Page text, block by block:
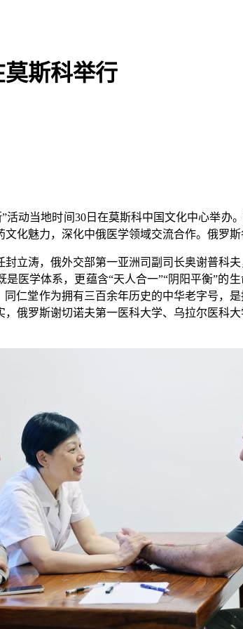
斯科举行
当地时间30日在莫斯科中国文化中心举办
化魅力，深化中俄医学领域交流合作。俄罗
涛，俄外交部第一亚洲司副司长奥谢普科夫
医学体系，更蕴含“天人合一”“阴阳平衡”的
仁堂作为拥有三百余年历史的中华老字号，
俄罗斯谢切诺夫第一医科大学、乌拉尔医科